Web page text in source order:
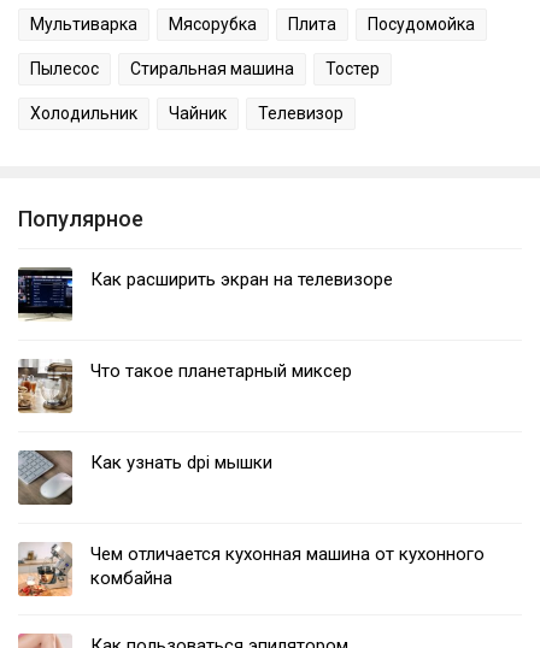
Мультиварка Мясорубка Плита Посудомойка
Пылесос Стиральная машина Тостер
Холодильник Чайник Телевизор
Популярное
Как расширить экран на телевизоре
Что такое планетарный миксер
Как узнать dpi мышки
Чем отличается кухонная машина от кухонного
комбайна